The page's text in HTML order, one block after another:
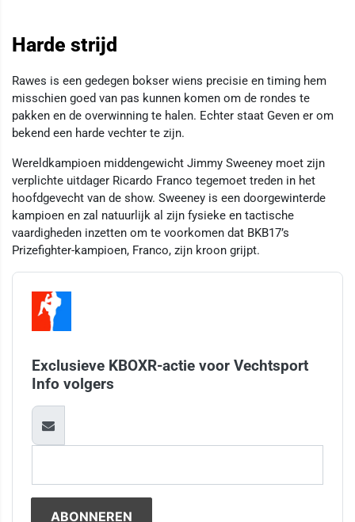
Harde strijd
Rawes is een gedegen bokser wiens precisie en timing hem
misschien goed van pas kunnen komen om de rondes te
pakken en de overwinning te halen. Echter staat Geven er om
bekend een harde vechter te zijn.
Wereldkampioen middengewicht Jimmy Sweeney moet zijn
verplichte uitdager Ricardo Franco tegemoet treden in het
hoofdgevecht van de show. Sweeney is een doorgewinterde
kampioen en zal natuurlijk al zijn fysieke en tactische
vaardigheden inzetten om te voorkomen dat BKB17’s
Prizefighter-kampioen, Franco, zijn kroon grijpt.
Exclusieve KBOXR-actie voor Vechtsport
Info volgers